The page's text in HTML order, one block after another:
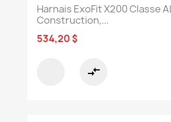
Harnais ExoFit X200 Classe
Construction,...
534,20 $
compare_arrows